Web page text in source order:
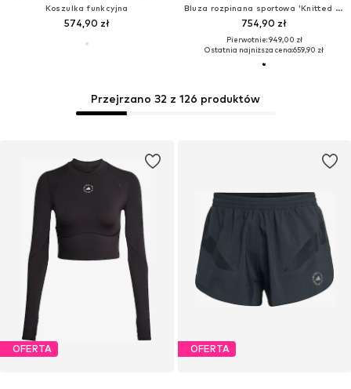
Przejrzano 32 z 126 produktów
Koszulka funkcyjna
574,90 zł
Bluza rozpinana sportowa 'Knitted Track'
754,90 zł
Pierwotnie: 949,00 zł
Ostatnia najniższa cena:659,90 zł
OFERTA OFERTA